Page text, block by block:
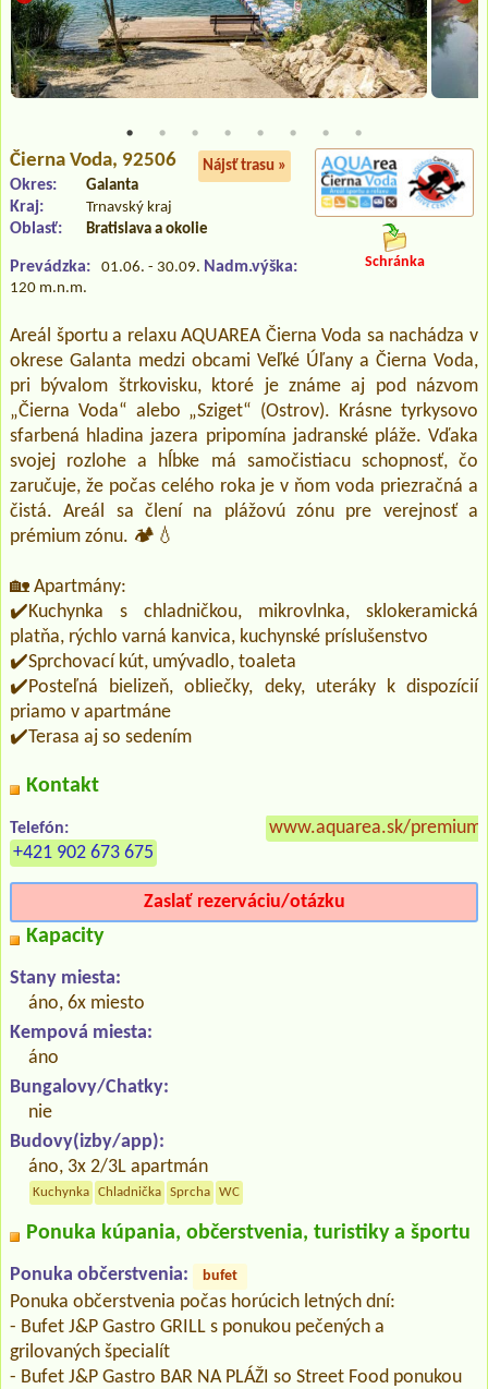
Čierna Voda, 92506 Nájsť trasu »
Okres: Galanta
Kraj: Trnavský kraj
Oblasť: Bratislava a okolie
Prevádzka: 01.06. - 30.09. Nadm.výška:
120 m.n.m.
Schránka
Areál športu a relaxu AQUAREA Čierna Voda sa nachádza v
okrese Galanta medzi obcami Veľké Úľany a Čierna Voda,
pri bývalom štrkovisku, ktoré je známe aj pod názvom
„Čierna Voda“ alebo „Sziget“ (Ostrov). Krásne tyrkysovo
sfarbená hladina jazera pripomína jadranské pláže. Vďaka
svojej rozlohe a hĺbke má samočistiacu schopnosť, čo
zaručuje, že počas celého roka je v ňom voda priezračná a
čistá. Areál sa člení na plážovú zónu pre verejnosť a
prémium zónu. 🏕️💧
🏡 Apartmány:
✔️Kuchynka s chladničkou, mikrovlnka, sklokeramická
platňa, rýchlo varná kanvica, kuchynské príslušenstvo
✔️Sprchovací kút, umývadlo, toaleta
✔️Posteľná bielizeň, obliečky, deky, uteráky k dispozícií
priamo v apartmáne
✔️Terasa aj so sedením
Kontakt
Telefón:
+421 902 673 675
www.aquarea.sk/
Zaslať rezerváciu/otázku
Kapacity
Stany miesta:
áno, 6x miesto
Kempová miesta:
áno
Bungalovy/Chatky:
nie
Budovy(izby/app):
áno, 3x 2/3L apartmán
Kuchynka Chladnička Sprcha WC
Ponuka kúpania, občerstvenia, turistiky a športu
Ponuka občerstvenia: bufet
Ponuka občerstvenia počas horúcich letných dní:
- Bufet J&P Gastro GRILL s ponukou pečených a
grilovaných špecialít
- Bufet J&P Gastro BAR NA PLÁŽI so Street Food ponukou